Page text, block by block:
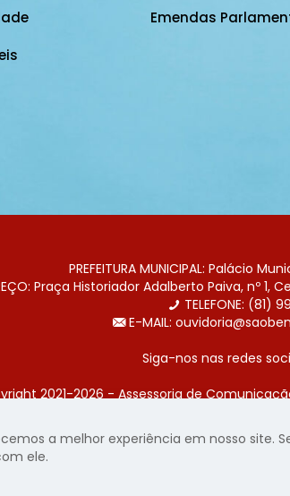
Emendas
PREFEITURA MUNICIPAL: Palácio
Praça Historiador Adalberto Paiva, nº 1,
TELEFONE: (81)
E-MAIL:
Siga-nos nas redes
2021-2026 - Assessoria de
Página desenvolvida pela agência de
a melhor experiência em nosso site.
ele.